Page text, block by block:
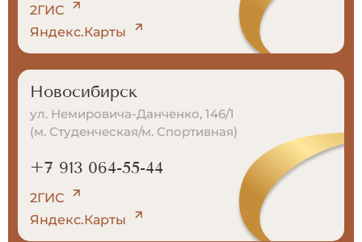
2ГИС
Яндекс.Карты
Новосибирск
ул. Немировича-Данченко, 146/1
(м. Студенческая/м. Спортивная)
+7 913 064-55-44
2ГИС
Яндекс.Карты